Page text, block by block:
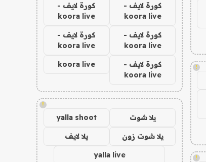
!
!
كورة لايف -
koora live
كورة لايف -
koora live
كورة لايف -
koora live
كورة لايف -
koora live
كورة لايف -
koora live
koora live
!
يلا شوت yalla shoot
يلا شوت زون يلا لايف
yalla live